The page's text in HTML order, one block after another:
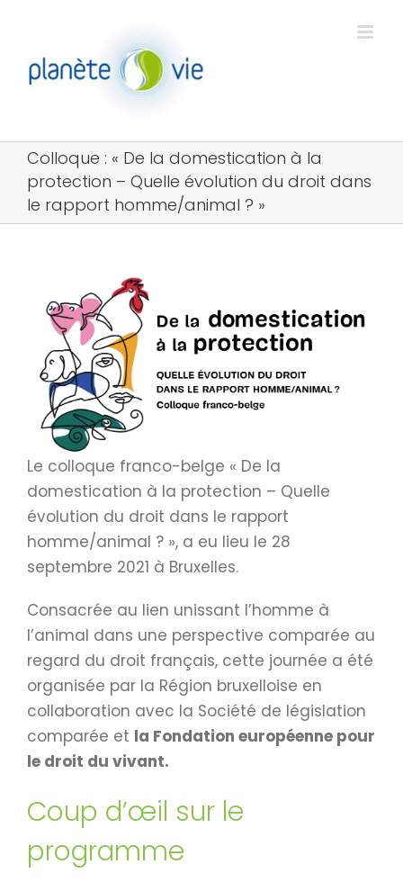
contenu
Colloque : « De la domestication à la
protection – Quelle évolution du droit dans
le rapport homme/animal ? »
Le colloque franco-belge « De la
domestication à la protection – Quelle
évolution du droit dans le rapport
homme/animal ? », a eu lieu le 28
septembre 2021 à Bruxelles.
Consacrée au lien unissant l’homme à
l’animal dans une perspective comparée au
regard du droit français, cette journée a été
organisée par la Région bruxelloise en
collaboration avec la Société de législation
comparée et la Fondation européenne pour
le droit du vivant.
Coup d’œil sur le
programme